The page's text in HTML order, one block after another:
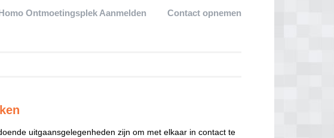
Ontmoetingsplek Aanmelden Contact opnemen
uitgaansgelegenheden zijn om met elkaar in contact te